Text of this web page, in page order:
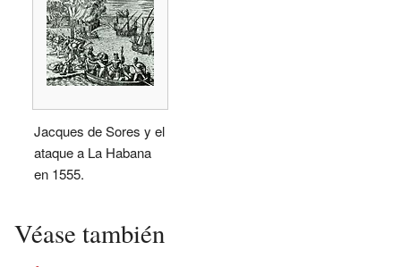
Jacques de Sores y el
ataque a La Habana
en 1555.
Véase también